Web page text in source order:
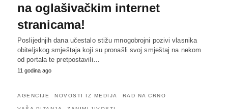
na oglašivačkim internet
stranicama!
Poslijednjih dana učestalo stižu mnogobrojni pozivi vlasnika
obiteljskog smještaja koji su pronašli svoj smještaj na nekom
od portala te pretpostavili…
11 godina ago
AGENCIJE NOVOSTI IZ MEDIJA RAD NA CRNO